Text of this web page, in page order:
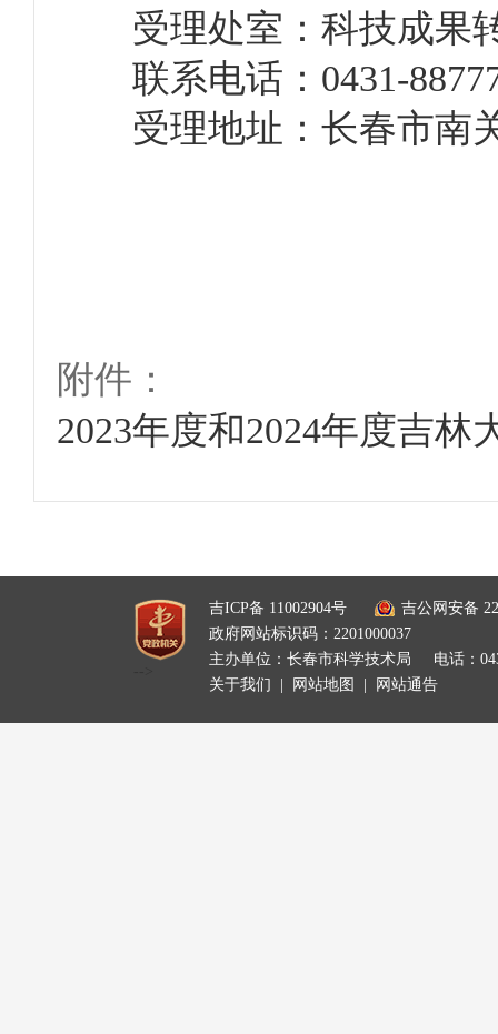
受理处室：科技成果
联系电话：0431-
受理地址：长春市南关
附件：
2023年度和2024年度吉
吉ICP备 11002904号
吉公网安备
政府网站标识码：2201000037
主办单位：长春市科学技术局
电话：
关于我们
网站地图 网站通告